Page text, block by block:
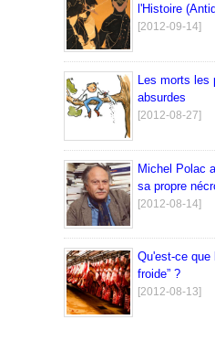
l'Histoire
[2012-09-14]
Les morts les
absurdes
[2012-08-27]
Michel Polac
sa propre
[2012-08-14]
Qu'est-ce que
froide” ?
[2012-08-13]